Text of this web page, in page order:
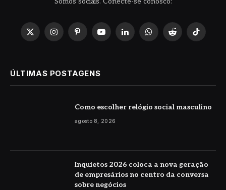
X
InstagramPinterestYouTubeLinkedInWhatsApp
Reddit TikTok
ÚLTIMAS POSTAGENS
Como escolher relógio social masculino
agosto 8, 2026
Inquietos 2026 coloca a nova geração
de empresários no centro da conversa
sobre negócios